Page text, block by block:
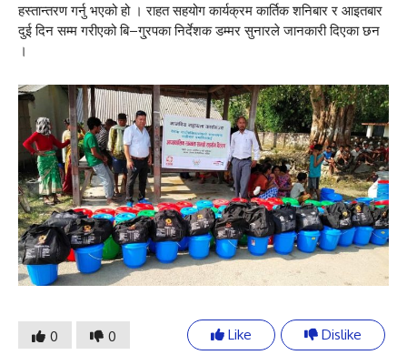
हस्तान्तरण गर्नु भएको हो । राहत सहयोग कार्यक्रम कार्तिक शनिबार र आइतबार
दुई दिन सम्म गरीएको बि–गु्रपका निर्देशक डम्मर सुनारले जानकारी दिएका छन
।
0 0 Like Dislike